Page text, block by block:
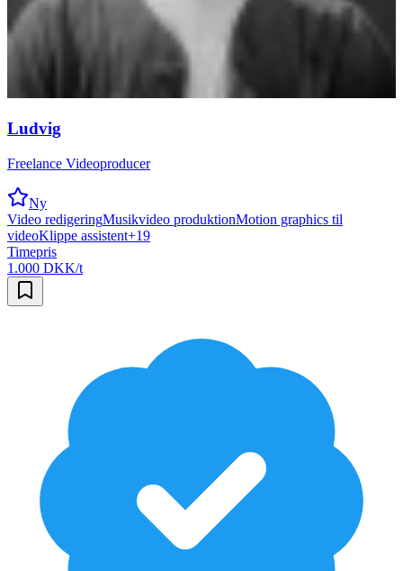
Ludvig
Freelance Videoproducer
Ny
Video redigeringMusikvideo produktionMotion graphics til
videoKlippe assistent+19
Timepris
1.000 DKK/t